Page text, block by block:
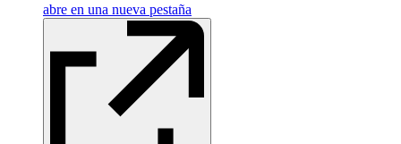
abre en una nueva pestaña